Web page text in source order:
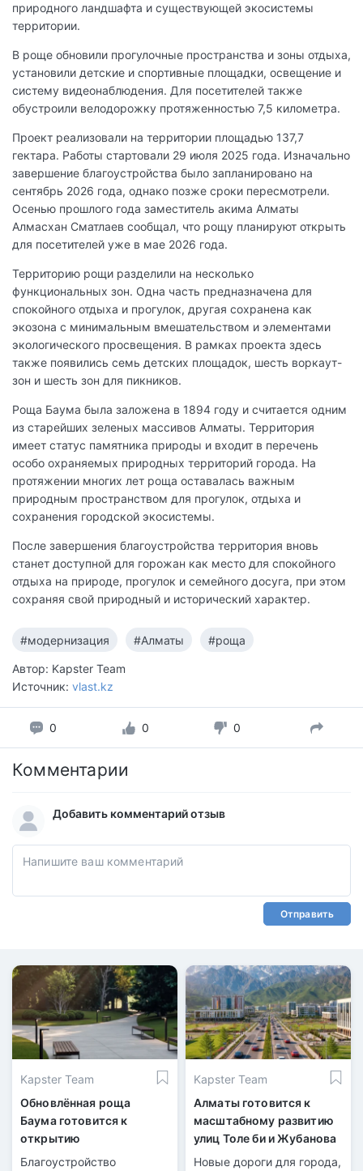
природного ландшафта и существующей экосистемы
территории.
В роще обновили прогулочные пространства и зоны отдыха,
установили детские и спортивные площадки, освещение и
систему видеонаблюдения. Для посетителей также
обустроили велодорожку протяженностью 7,5 километра.
Проект реализовали на территории площадью 137,7
гектара. Работы стартовали 29 июля 2025 года. Изначально
завершение благоустройства было запланировано на
сентябрь 2026 года, однако позже сроки пересмотрели.
Осенью прошлого года заместитель акима Алматы
Алмасхан Сматлаев сообщал, что рощу планируют открыть
для посетителей уже в мае 2026 года.
Территорию рощи разделили на несколько
функциональных зон. Одна часть предназначена для
спокойного отдыха и прогулок, другая сохранена как
экозона с минимальным вмешательством и элементами
экологического просвещения. В рамках проекта здесь
также появились семь детских площадок, шесть воркаут-
зон и шесть зон для пикников.
Роща Баума была заложена в 1894 году и считается одним
из старейших зеленых массивов Алматы. Территория
имеет статус памятника природы и входит в перечень
особо охраняемых природных территорий города. На
протяжении многих лет роща оставалась важным
природным пространством для прогулок, отдыха и
сохранения городской экосистемы.
После завершения благоустройства территория вновь
станет доступной для горожан как место для спокойного
отдыха на природе, прогулок и семейного досуга, при этом
сохраняя свой природный и исторический характер.
#модернизация #Алматы #роща
Автор: Kapster Team
Источник: vlast.kz
0 0 0
Комментарии
Добавить комментарий отзыв
Отправить
Kapster Team
Обновлённая роща
Баума готовится к
открытию
Благоустройство
Kapster Team
Алматы готовится к
масштабному развитию
улиц Толе би и Жубанова
Новые дороги для города,